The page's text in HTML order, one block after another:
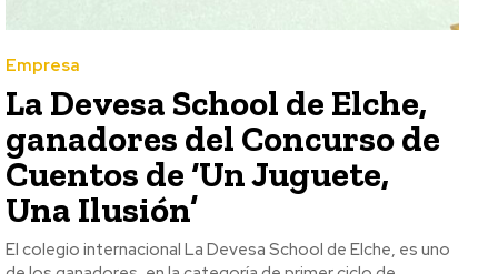
Empresa
La Devesa School de Elche,
ganadores del Concurso de
Cuentos de ‘Un Juguete,
Una Ilusión’
El colegio internacional La Devesa School de Elche, es uno